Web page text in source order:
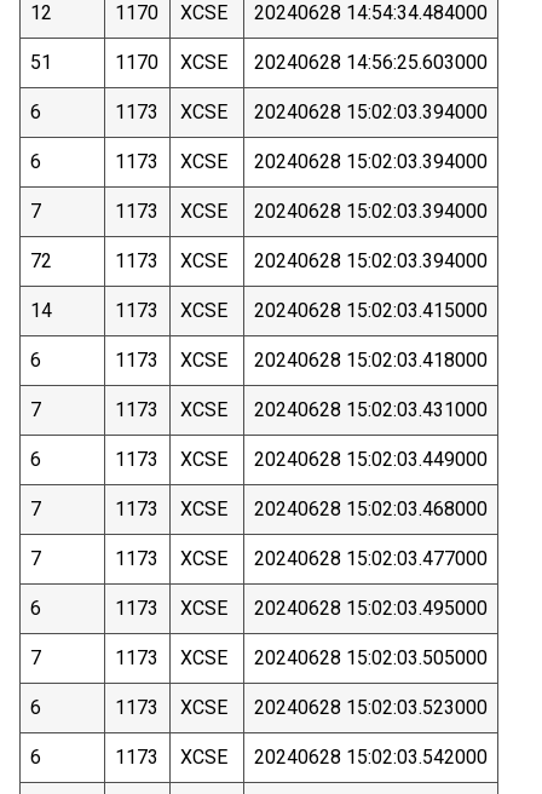
12 1170 XCSE 20240628 14:54:34.484000
51 1170 XCSE 20240628 14:56:25.603000
6 1173 XCSE 20240628 15:02:03.394000
6 1173 XCSE 20240628 15:02:03.394000
7 1173 XCSE 20240628 15:02:03.394000
72 1173 XCSE 20240628 15:02:03.394000
14 1173 XCSE 20240628 15:02:03.415000
6 1173 XCSE 20240628 15:02:03.418000
7 1173 XCSE 20240628 15:02:03.431000
6 1173 XCSE 20240628 15:02:03.449000
7 1173 XCSE 20240628 15:02:03.468000
7 1173 XCSE 20240628 15:02:03.477000
6 1173 XCSE 20240628 15:02:03.495000
7 1173 XCSE 20240628 15:02:03.505000
6 1173 XCSE 20240628 15:02:03.523000
6 1173 XCSE 20240628 15:02:03.542000